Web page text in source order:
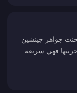
جواهر جينشين
فهي سريعة